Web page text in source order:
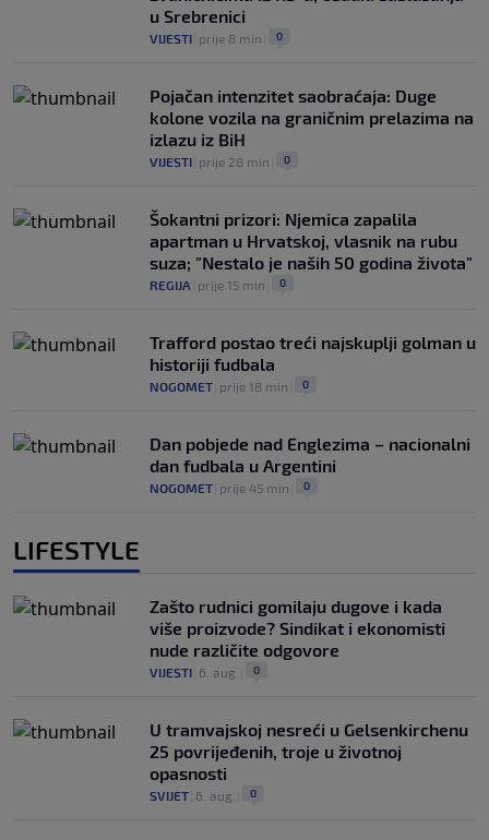
u Srebrenici
VIJESTI prije 8 min 0
Pojačan intenzitet saobraćaja: Duge
kolone vozila na graničnim prelazima na
izlazu iz BiH
VIJESTI prije 28 min 0
Šokantni prizori: Njemica zapalila
apartman u Hrvatskoj, vlasnik na rubu
suza; "Nestalo je naših 50 godina života"
REGIJA prije 15 min 0
Trafford postao treći najskuplji golman u
historiji fudbala
NOGOMET prije 18 min 0
Dan pobjede nad Englezima – nacionalni
dan fudbala u Argentini
NOGOMET prije 45 min 0
LIFESTYLE
Zašto rudnici gomilaju dugove i kada
više proizvode? Sindikat i ekonomisti
nude različite odgovore
VIJESTI 6. aug. 0
U tramvajskoj nesreći u Gelsenkirchenu
25 povrijeđenih, troje u životnoj
opasnosti
SVIJET 6. aug. 0